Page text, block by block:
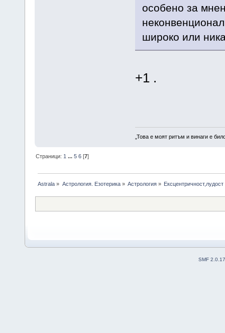
особено за
широко или
+1 .
„Това е моят ритъм и винаги е
Страници: 1 ...5 6 [7]
Astrala » Астрология. Езотерика» Астрология»
SMF 2.0.17